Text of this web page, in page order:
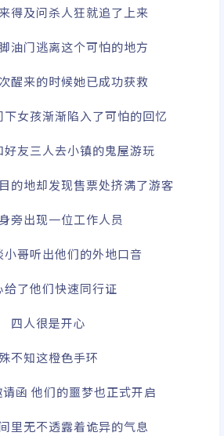
得及问杀人狂就追了上来
油门逃离这个可怕的地方
醒来的时候她已成功获救
女孩渐渐陷入了可怕的回忆
好友三人去小镇的鬼屋游玩
的地却发现售票处挤满了游客
旁出现一位工作人员
小哥听出他们的外地口音
给了他们快速同行证
四人很是开心
不知这橙色手环
函 他们的噩梦也正式开启
里无不透露着诡异的气息